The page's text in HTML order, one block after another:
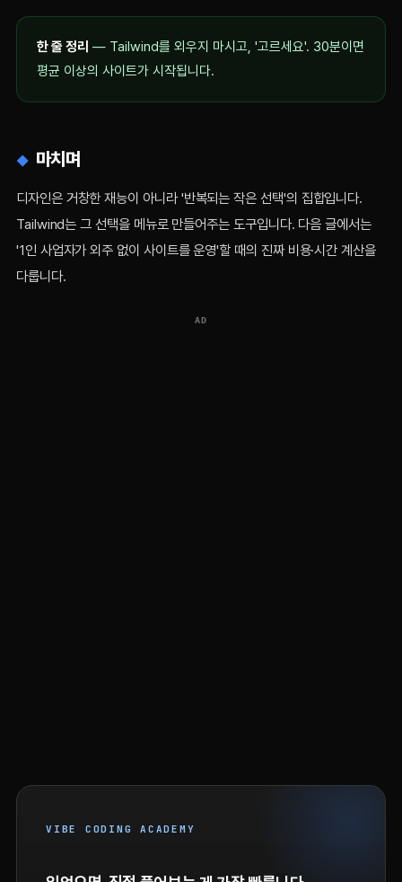
한 줄 정리 — Tailwind를 외우지 마시고, '고르세요'. 30분이면
평균 이상의 사이트가 시작됩니다.
마치며
디자인은 거창한 재능이 아니라 '반복되는 작은 선택'의 집합입니다.
Tailwind는 그 선택을 메뉴로 만들어주는 도구입니다. 다음 글에서는
'1인 사업자가 외주 없이 사이트를 운영'할 때의 진짜 비용·시간 계산을
다룹니다.
AD
VIBE CODING ACADEMY